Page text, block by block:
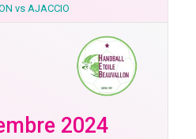
vs AJACCIO
2024